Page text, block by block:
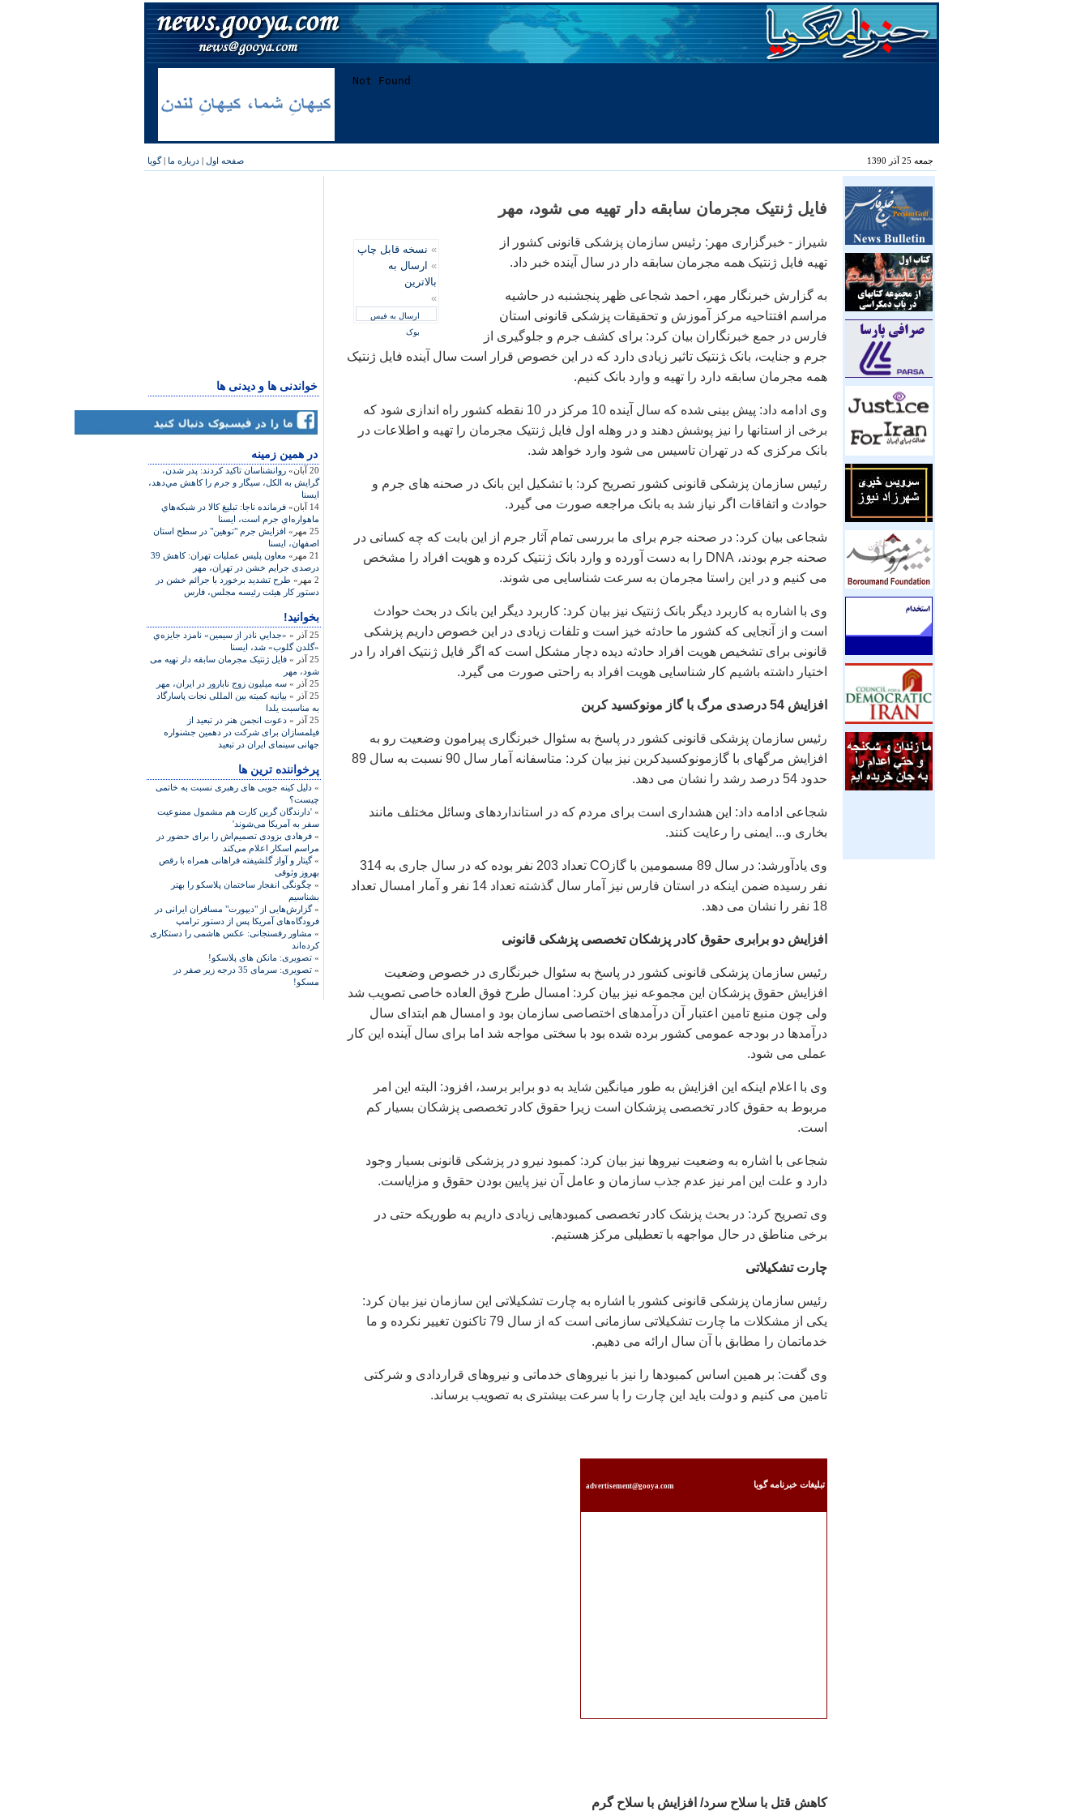
جمعه 25 آذر 1390 صفحه اول | درباره ما |گویا
خواندنی ها و دیدنی ها
در همين زمينه
20 آبان»
روانشناسان تاكيد كردند: پدر شدن،
گرايش به الكل، سيگار و جرم را كاهش مي‌دهد،
ایسنا
14 آبان»
فرمانده ناجا: تبليغ كالا در شبكه‌هاي
ماهواره‌اي جرم است، ایسنا
25 مهر»
افزايش جرم "توهين" در سطح استان
اصفهان، ايسنا
21 مهر»
معاون پلیس عملیات تهران: کاهش 39
درصدی جرایم خشن در تهران، مهر
2 مهر»
طرح تشدید برخورد با جرائم خشن در
دستور کار هیئت رئیسه مجلس، فارس
بخوانید!
25 آذر »
«جدايي نادر از سيمين» نامزد جايزه‌ي
«گلدن گلوب» شد، ایسنا
25 آذر »
فایل ژنتیک مجرمان سابقه دار تهیه می
شود، مهر
25 آذر »
سه میلیون زوج نابارور در ایران، مهر
25 آذر »
بيانيه کميته بين المللی نجات پاسارگاد
به مناسبت يلدا
25 آذر »
دعوت انجمن هنر در تبعيد از
فيلمسازان برای شرکت در دهمين جشنواره
جهانی سينمای ايران در تبعيد
پرخواننده ترین ها
» دلیل کینه جویی های رهبری نسبت به خاتمی
چیست؟
» 'دارندگان گرین کارت هم مشمول ممنوعیت
سفر به آمریکا می‌شوند'
» فرهادی بزودی تصمیم‌اش را برای حضور در
مراسم اسکار اعلام می‌کند
»گیتار و آواز گلشیفته فراهانی همراه با رقص
بهروز وثوقی
» چگونگی انفجار ساختمان پلاسکو را بهتر
بشناسیم
»گزارش‌هایی از "دیپورت" مسافران ایرانی در
فرودگاه‌های آمریکا پس از دستور ترامپ
» مشاور رفسنجانی: عکس هاشمی را دستکاری
کرده‌اند
» تصویری: مانکن های پلاسکو!
»
تصویری: سرمای 35 درجه زیر صفر در
مسکو!
فایل ژنتیک مجرمان سابقه دار تهیه می شود، مهر
» نسخه قابل چاپ
» ارسال به
بالاترین
»
ارسال به فیس
بوک
شیراز - خبرگزاری مهر: رئیس سازمان پزشکی قانونی کشور از
تهیه فایل ژنتیک همه مجرمان سابقه دار در سال آینده خبر داد.
به گزارش خبرنگار مهر، احمد شجاعی ظهر پنجشنبه در حاشیه
مراسم افتتاحیه مرکز آموزش و تحقیقات پزشکی قانونی استان
فارس در جمع خبرنگاران بیان کرد: برای کشف جرم و جلوگیری از
جرم و جنایت، بانک ‍ژنتیک تاثیر زیادی دارد که در این خصوص قرار است سال آینده فایل ژنتیک
همه مجرمان سابقه دارد را تهیه و وارد بانک کنیم.
وی ادامه داد: پیش بینی شده که سال آینده 10 مرکز در 10 نقطه کشور راه اندازی شود که
برخی از استانها را نیز پوشش دهند و در وهله اول فایل ژنتیک مجرمان را تهیه و اطلاعات در
بانک مرکزی که در تهران تاسیس می شود وارد خواهد شد.
رئیس سازمان پزشکی قانونی کشور تصریح کرد: با تشکیل این بانک در صحنه های جرم و
حوادث و اتفاقات اگر نیاز شد به بانک مراجعه صورت می گیرد.
شجاعی بیان کرد: در صحنه جرم برای ما بررسی تمام آثار جرم از این بابت که چه کسانی در
صحنه جرم بودند، DNA را به دست آورده و وارد بانک ژنتیک کرده و هویت افراد را مشخص
می کنیم و در این راستا مجرمان به سرعت شناسایی می شوند.
وی با اشاره به کاربرد دیگر بانک ژنتیک نیز بیان کرد: کاربرد دیگر این بانک در بحث حوادث
است و از آنجایی که کشور ما حادثه خیز است و تلفات زیادی در این خصوص داریم پزشکی
قانونی برای تشخیص هویت افراد حادثه دیده دچار مشکل است که اگر فایل ژنتیک افراد را در
اختیار داشته باشیم کار شناسایی هویت افراد به راحتی صورت می گیرد.
افزایش 54 درصدی مرگ با گاز مونوکسید کربن
رئیس سازمان پزشکی قانونی کشور در پاسخ به سئوال خبرنگاری پیرامون وضعیت رو به
افزایش مرگهای با گازمونوکسیدکربن نیز بیان کرد: متاسفانه آمار سال 90 نسبت به سال 89
حدود 54 درصد رشد را نشان می دهد.
شجاعی ادامه داد: این هشداری است برای مردم که در استانداردهای وسائل مختلف مانند
بخاری و... ایمنی را رعایت کنند.
وی یادآورشد: در سال 89 مسمومین با گازCO تعداد 203 نفر بوده که در سال جاری به 314
نفر رسیده ضمن اینکه در استان فارس نیز آمار سال گذشته تعداد 14 نفر و آمار امسال تعداد
18 نفر را نشان می دهد.
افزایش دو برابری حقوق کادر پزشکان تخصصی پزشکی قانونی
رئیس سازمان پزشکی قانونی کشور در پاسخ به سئوال خبرنگاری در خصوص وضعیت
افزایش حقوق پزشکان این مجموعه نیز بیان کرد: امسال طرح فوق العاده خاصی تصویب شد
ولی چون منبع تامین اعتبار آن درآمدهای اختصاصی سازمان بود و امسال هم ابتدای سال
درآمدها در بودجه عمومی کشور برده شده بود با سختی مواجه شد اما برای سال آینده این کار
عملی می شود.
وی با اعلام اینکه این افزایش به طور میانگین شاید به دو برابر برسد، افزود: البته این امر
مربوط به حقوق کادر تخصصی پزشکان است زیرا حقوق کادر تخصصی پزشکان بسیار کم
است.
شجاعی با اشاره به وضعیت نیروها نیز بیان کرد: کمبود نیرو در پزشکی قانونی بسیار وجود
دارد و علت این امر نیز عدم جذب سازمان و عامل آن نیز پایین بودن حقوق و مزایاست.
وی تصریح کرد: در بحث پزشک کادر تخصصی کمبودهایی زیادی داریم به طوریکه حتی در
برخی مناطق در حال مواجهه با تعطیلی مرکز هستیم.
چارت تشکیلاتی
رئیس سازمان پزشکی قانونی کشور با اشاره به چارت تشکیلاتی این سازمان نیز بیان کرد:
یکی از مشکلات ما چارت تشکیلاتی سازمانی است که از سال 79 تاکنون تغییر نکرده و ما
خدماتمان را مطابق با آن سال ارائه می دهیم.
وی گفت: بر همین اساس کمبودها را نیز با نیروهای خدماتی و نیروهای قراردادی و شرکتی
تامین می کنیم و دولت باید این چارت را با سرعت بیشتری به تصویب برساند.
تبليغات خبرنامه گويا advertisement@gooya.com
کاهش قتل با سلاح سرد/ افزایش با سلاح گرم